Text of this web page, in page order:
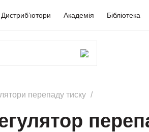
Дистриб’ютори Академія Бібліотека
перепаду тиску